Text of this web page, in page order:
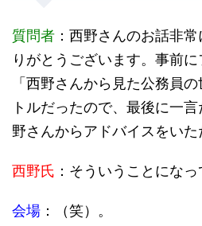
質問者 ：西野さんのお話非
りがとうございます。事前に
「西野さんから見た公務員
トルだったので、最後に一
野さんからアドバイスをいた
西野氏 ：そういうことにな
会場 ：（笑）。